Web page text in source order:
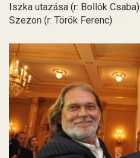
Iszka utazása (r: Bollók Csaba)
Szezon (r: Török Ferenc)